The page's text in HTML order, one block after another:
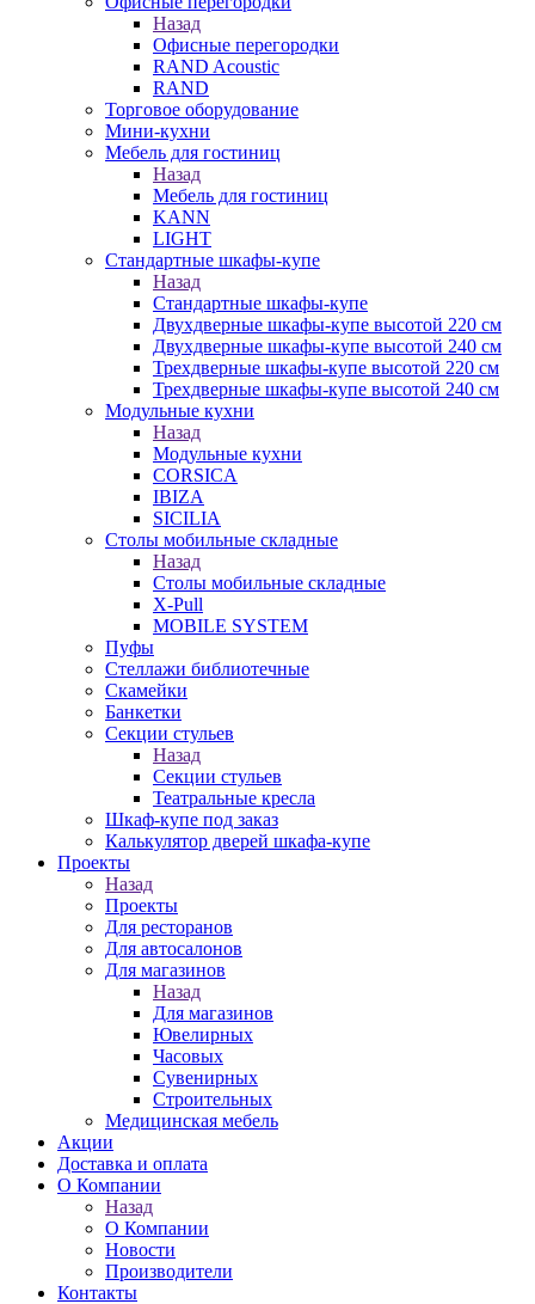
Назад
Офисные перегородки
RAND Acoustic
RAND
Торговое оборудование
Мини-кухни
Мебель для гостиниц
Назад
Мебель для гостиниц
KANN
LIGHT
Стандартные шкафы-купе
Назад
Стандартные шкафы-купе
Двухдверные шкафы-купе высотой 220 см
Двухдверные шкафы-купе высотой 240 см
Трехдверные шкафы-купе высотой 220 см
Трехдверные шкафы-купе высотой 240 см
Модульные кухни
Назад
Модульные кухни
CORSICA
IBIZA
SICILIA
Столы мобильные складные
Назад
Столы мобильные складные
X-Pull
MOBILE SYSTEM
Пуфы
Стеллажи библиотечные
Скамейки
Банкетки
Секции стульев
Назад
Секции стульев
Театральные кресла
Шкаф-купе под заказ
Калькулятор дверей шкафа-купе
Проекты
Назад
Проекты
Для ресторанов
Для автосалонов
Для магазинов
Назад
Для магазинов
Ювелирных
Часовых
Сувенирных
Строительных
Медицинская мебель
Акции
Доставка и оплата
О Компании
Назад
О Компании
Новости
Производители
Контакты